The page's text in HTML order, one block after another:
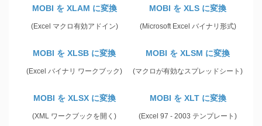
MOBI を XLAM に変換
(Excel マクロ有効アドイン)
MOBI を XLS に変換
(Microsoft Excel バイナリ形式)
MOBI を XLSB に変換
(Excel バイナリ ワークブック)
MOBI を XLSM に変換
(マクロが有効なスプレッドシート)
MOBI を XLSX に変換
(XML ワークブックを開く)
MOBI を XLT に変換
(Excel 97 - 2003 テンプレート)